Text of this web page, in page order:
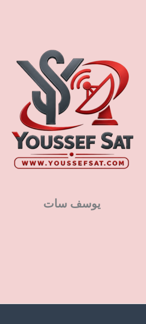
يوسف سات